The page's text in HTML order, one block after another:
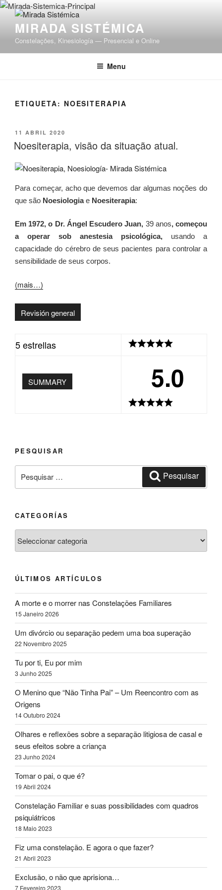
Saltar
conteúdo
MIRADA SISTÉMICA
Constelações, Kinesiología — Presencial e Online
Menu
ETIQUETA: NOESITERAPIA
PUBLICADO
EM
11 ABRIL 2020
Noesiterapia, visão da situação atual.
Para começar, acho que devemos dar algumas noções do
que são Noesiologiae Noesiterapia:
Em 1972, o Dr. Ángel Escudero Juan, 39 anos, começou
a operar sob anestesia psicológica, usando a
capacidade do cérebro de seus pacientes para controlar a
sensibilidade de seus corpos.
(mais…)
Revisión general
5 estrellas
SUMMARY 5.0
PESQUISAR
por:
Pesquisar
CATEGORÍAS
ÚLTIMOS ARTÍCULOS
A morte e o morrer nas Constelações Familiares
15 Janeiro 2026
Um divórcio ou separação pedem uma boa superação
22 Novembro 2025
Tu por ti, Eu por mim
3 Junho 2025
O Menino que “Não Tinha Pai” – Um Reencontro com as
Origens
14 Outubro 2024
Olhares e reflexões sobre a separação litigiosa de casal e
seus efeitos sobre a criança
23 Junho 2024
Tomar o pai, o que é?
19 Abril 2024
Constelação Familiar e suas possibilidades com quadros
psiquiátricos
18 Maio 2023
Fiz uma constelação. E agora o que fazer?
21 Abril 2023
Exclusão, o não que aprisiona…
7 Fevereiro 2023